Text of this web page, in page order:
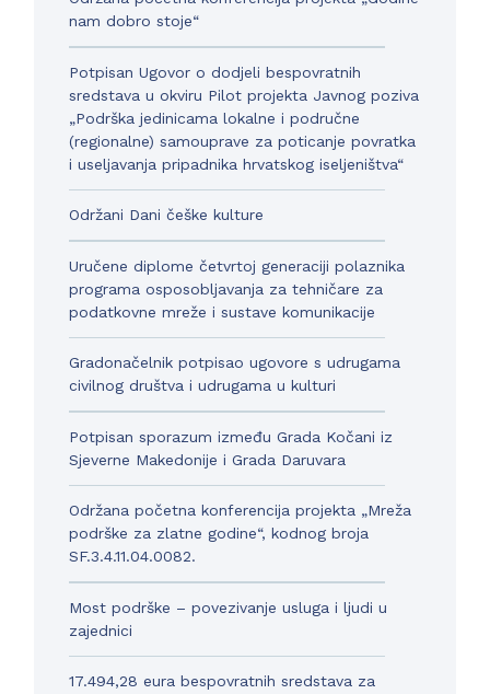
nam dobro stoje“
Potpisan Ugovor o dodjeli bespovratnih
sredstava u okviru Pilot projekta Javnog poziva
„Podrška jedinicama lokalne i područne
(regionalne) samouprave za poticanje povratka
i useljavanja pripadnika hrvatskog iseljeništva“
Održani Dani češke kulture
Uručene diplome četvrtoj generaciji polaznika
programa osposobljavanja za tehničare za
podatkovne mreže i sustave komunikacije
Gradonačelnik potpisao ugovore s udrugama
civilnog društva i udrugama u kulturi
Potpisan sporazum između Grada Kočani iz
Sjeverne Makedonije i Grada Daruvara
Održana početna konferencija projekta „Mreža
podrške za zlatne godine“, kodnog broja
SF.3.4.11.04.0082.
Most podrške – povezivanje usluga i ljudi u
zajednici
17.494,28 eura bespovratnih sredstava za